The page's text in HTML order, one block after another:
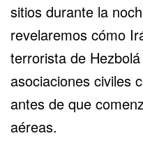
sitios durante la
revelaremos cómo
terrorista de
asociaciones civiles
antes de que
aéreas.